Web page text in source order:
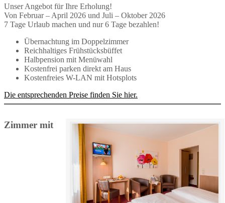
Unser Angebot für Ihre Erholung!
Von Februar – April 2026 und Juli – Oktober 2026
7 Tage Urlaub machen und nur 6 Tage bezahlen!
Übernachtung im Doppelzimmer
Reichhaltiges Frühstücksbüffet
Halbpension mit Menüwahl
Kostenfrei parken direkt am Haus
Kostenfreies W-LAN mit Hotsplots
Die entsprechenden Preise finden Sie hier.
Zimmer mit